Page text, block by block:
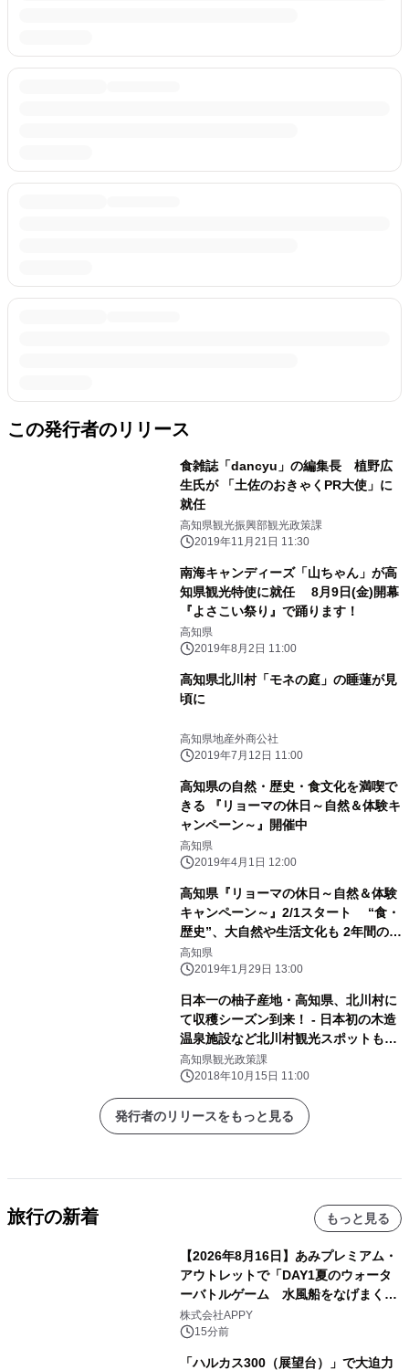
この発行者のリリース
食雑誌「dancyu」の編集長 植野広
生氏が 「土佐のおきゃくPR大使」に
就任
高知県観光振興部観光政策課
2019年11月21日 11:30
南海キャンディーズ「山ちゃん」が高
知県観光特使に就任 8月9日(金)開幕
『よさこい祭り』で踊ります！
高知県
2019年8月2日 11:00
高知県北川村「モネの庭」の睡蓮が見
頃に
高知県地産外商公社
2019年7月12日 11:00
高知県の自然・歴史・食文化を満喫で
きる 『リョーマの休日～自然＆体験キ
ャンペーン～』開催中
高知県
2019年4月1日 12:00
高知県『リョーマの休日～自然＆体験
キャンペーン～』2/1スタート “食・
歴史”、大自然や生活文化も 2年間の大
型観光施策を展開 スノーピーク・モ
ンベル等監修・運営施設も続々オープ
ン予定 スタートセレモニーには、ユ
ージさん・中井美穂さんも登壇！
高知県
2019年1月29日 13:00
日本一の柚子産地・高知県、北川村に
て収穫シーズン到来！ - 日本初の木造
温泉施設など北川村観光スポットも紹
介 -
高知県観光政策課
2018年10月15日 11:00
発行者のリリースをもっと見る
旅行の新着 もっと見る
【2026年8月16日】あみプレミアム・
アウトレットで「DAY1夏のウォータ
ーバトルゲーム 水風船をなげまくろ
う！」を開催
株式会社APPY
15分前
「ハルカス300（展望台）」で大迫力